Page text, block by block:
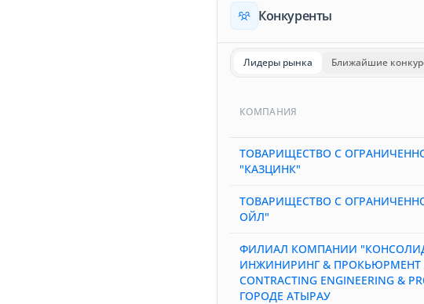
Конкуренты
Лидеры рынка Ближайшие
КОМПАНИЯ
ТОВАРИЩЕСТВО С
"КАЗЦИНК"
ТОВАРИЩЕСТВО С
ОЙЛ"
ФИЛИАЛ КОМПАНИИ
ИНЖИНИРИНГ & ПРОКЬЮРМЕНТ
CONTRACTING ENGINEERING &
ГОРОДЕ АТЫРАУ